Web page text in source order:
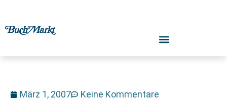
März 1, 2007 Keine Kommentare